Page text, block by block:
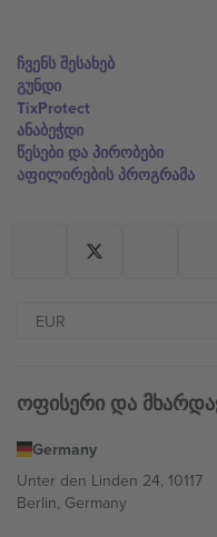
ჩვენს შესახებ
გუნდი
TixProtect
ანაბეჭდი
წესები და პირობები
აფილირების პროგრამა
ოფისერი და
Germany
Unter den Linden 24, 10117
Berlin, Germany